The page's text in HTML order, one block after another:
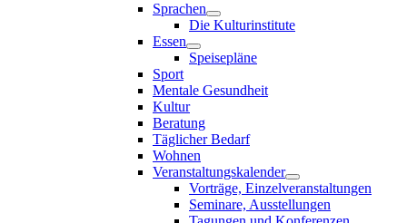
Sprachen
Die Kulturinstitute
Essen
Speisepläne
Sport
Mentale Gesundheit
Kultur
Beratung
Täglicher Bedarf
Wohnen
Veranstaltungskalender
Vorträge, Einzelveranstaltungen
Seminare, Ausstellungen